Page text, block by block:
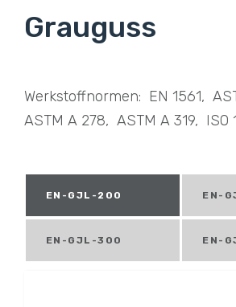
Grauguss
Werkstoffnormen: EN 1561,
ASTM A 278, ASTM A 319, ISO
EN-GJL-200 EN-
EN-GJL-300 EN-